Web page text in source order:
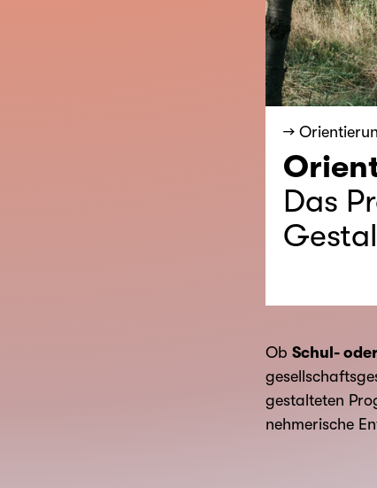
→
Das
Ob Schul-
gestalteten
nehmerische